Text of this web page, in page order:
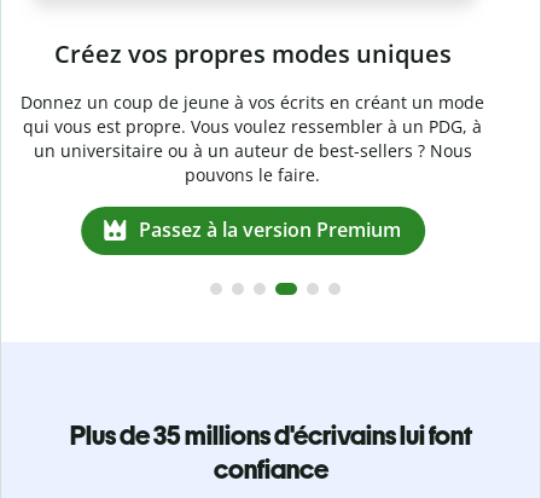
Prévenezle plagiat involontaire
Vérifiez que vos écrits sont 100 % les vôtres grâce au
logiciel anti-plagiat. Analysez votre document en quelques
secondes et identifiez les citations manquantes dans plus
de 100 langues.
Passez à la version Premium
Plus de 35 millions d'écrivains lui font
confiance